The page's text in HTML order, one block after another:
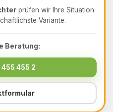
prüfen wir Ihre Situation
Variante.
Beratung:
455 2